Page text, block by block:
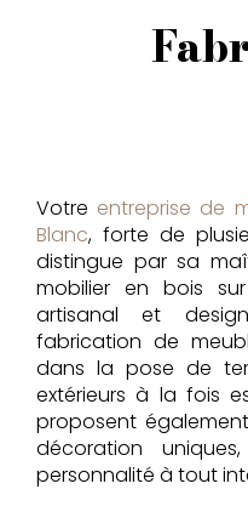
Votre entreprise de
Blanc, forte de
distingue par sa
mobilier en bois
artisanal et
fabrication de
dans la pose de
extérieurs à la fois
proposent
décoration
personnalité à tout